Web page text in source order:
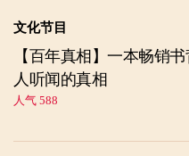
文化节目
【百年真相】一本畅销
人听闻的真相
人气 588